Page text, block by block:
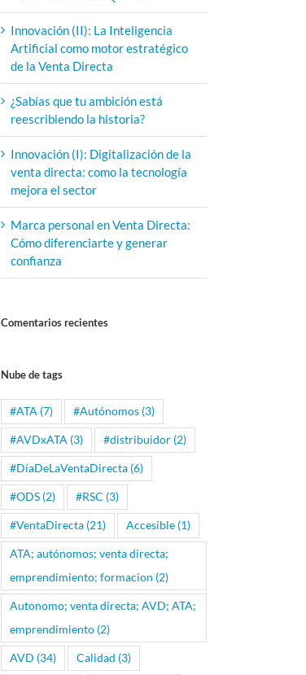
Innovación (II): La Inteligencia
Artificial como motor estratégico
de la Venta Directa
¿Sabías que tu ambición está
reescribiendo la historia?
Innovación (I): Digitalización de la
venta directa: como la tecnología
mejora el sector
Marca personal en Venta Directa:
Cómo diferenciarte y generar
confianza
Comentarios recientes
Nube de tags
#ATA (7) #Autónomos (3)
#AVDxATA (3) #distribuidor (2)
#DíaDeLaVentaDirecta (6)
#ODS (2) #RSC (3)
#VentaDirecta (21) Accesible (1)
ATA; autónomos; venta directa;
emprendimiento; formacion (2)
Autonomo; venta directa; AVD; ATA;
emprendimiento (2)
AVD (34) Calidad (3)